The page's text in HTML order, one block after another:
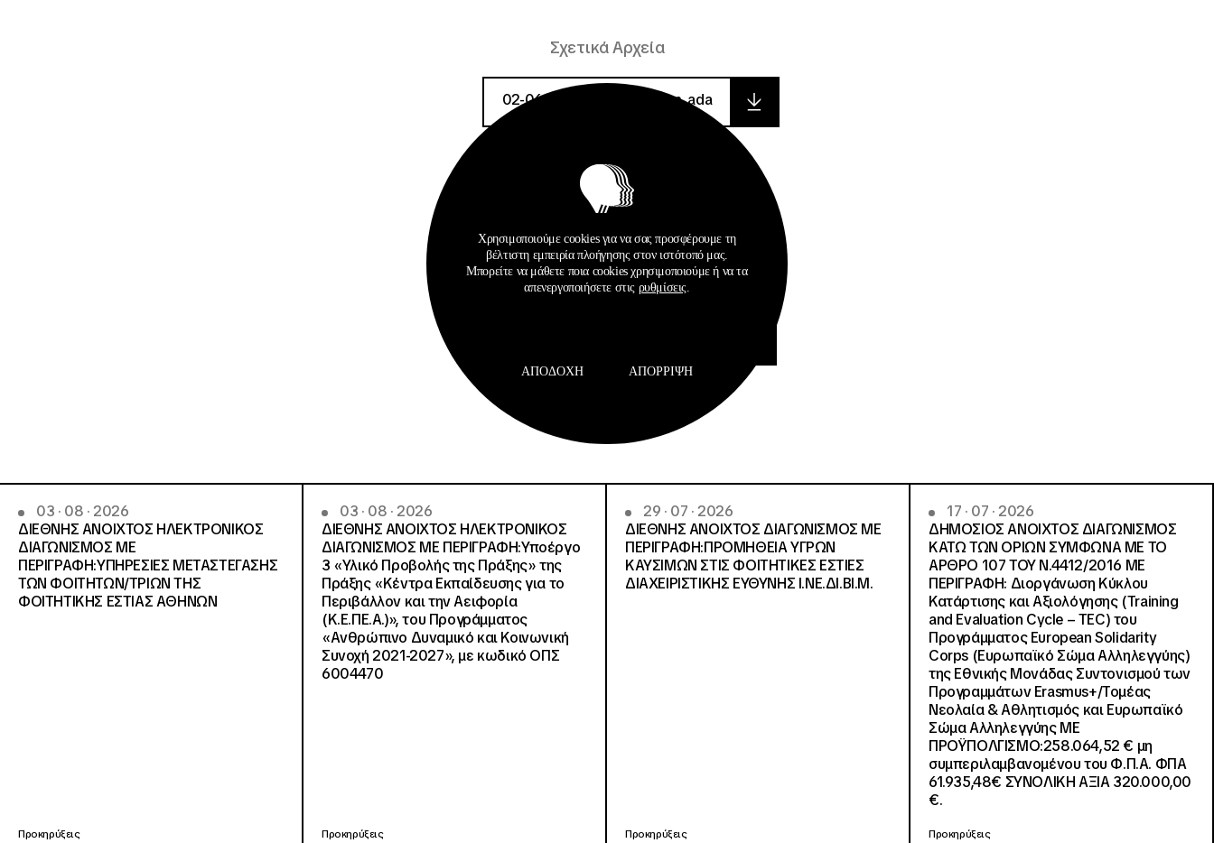
Σχετικά Αρχεία
02-06-2021_prokirixi_adam_ada
espd-request-v2_3
02-06-2021_diakirixi_adam
03 · 08 · 2026
ΔΙΕΘΝΗΣ ΑΝΟΙΧΤΟΣ ΗΛΕΚΤΡΟΝΙΚΟΣ
ΔΙΑΓΩΝΙΣΜΟΣ ΜΕ
ΠΕΡΙΓΡΑΦΗ:ΥΠΗΡΕΣΙΕΣ METAΣΤΕΓΑΣΗΣ
ΤΩΝ ΦΟΙΤΗΤΩΝ/ΤΡΙΩΝ ΤΗΣ
ΦΟΙΤΗΤΙΚΗΣ ΕΣΤΙΑΣ ΑΘΗΝΩΝ
Προκηρύξεις
03 · 08 · 2026
ΔΙΕΘΝΗΣ ΑΝΟΙΧΤΟΣ ΗΛΕΚΤΡΟΝΙΚΟΣ
ΔΙΑΓΩΝΙΣΜΟΣ ΜΕ ΠΕΡΙΓΡΑΦΗ:Υποέργο
3 «Υλικό Προβολής της Πράξης» της
Πράξης «Κέντρα Εκπαίδευσης για το
Περιβάλλον και την Αειφορία
(Κ.Ε.ΠΕ.Α.)», του Προγράμματος
«Ανθρώπινο Δυναμικό και Κοινωνική
Συνοχή 2021-2027», με κωδικό ΟΠΣ
6004470
Προκηρύξεις
29 · 07 · 2026
ΔΙΕΘΝΗΣ ΑΝΟΙΧΤΟΣ ΔΙΑΓΩΝΙΣΜΟΣ ΜΕ
ΠΕΡΙΓΡΑΦΗ:ΠΡΟΜΗΘΕΙΑ ΥΓΡΩΝ
ΚΑΥΣΙΜΩΝ ΣΤΙΣ ΦΟΙΤΗΤΙΚΕΣ ΕΣΤΙΕΣ
ΔΙΑΧΕΙΡΙΣΤΙΚΗΣ ΕΥΘΥΝΗΣ Ι.ΝΕ.ΔΙ.ΒΙ.Μ.
Προκηρύξεις
17 · 07 · 2026
ΔΗΜΟΣΙΟΣ ΑΝΟΙΧΤΟΣ ΔΙΑΓΩΝΙΣΜΟΣ
ΚΑΤΩ ΤΩΝ ΟΡΙΩΝ ΣΥΜΦΩΝΑ ΜΕ ΤΟ
ΑΡΘΡΟ 107 ΤΟΥ Ν.4412/2016 ΜΕ
ΠΕΡΙΓΡΑΦΗ: Διοργάνωση Κύκλου
Κατάρτισης και Αξιολόγησης (Training
and Evaluation Cycle – TEC) του
Προγράμματος European Solidarity
Corps (Ευρωπαϊκό Σώμα Αλληλεγγύης)
της Εθνικής Μονάδας Συντονισμού των
Προγραμμάτων Erasmus+/Τομέας
Νεολαία & Αθλητισμός και Ευρωπαϊκό
Σώμα Αλληλεγγύης ΜΕ
ΠΡΟΫΠΟΛΓΙΣΜΟ:258.064,52 € μη
συμπεριλαμβανομένου του Φ.Π.Α. ΦΠΑ
61.935,48€ ΣΥΝΟΛΙΚΗ ΑΞΙΑ 320.000,00
€.
Προκηρύξεις
Χρησιμοποιούμε cookies για να σας προσφέρουμε τη
βέλτιστη εμπειρία πλοήγησης στον ιστότοπό μας.
Μπορείτε να μάθετε ποια cookies χρησιμοποιούμε ή να τα
απενεργοποιήσετε στις ρυθμίσεις
ΑΠΟΔΟΧΉ ΑΠΌΡΡΙΨΗ